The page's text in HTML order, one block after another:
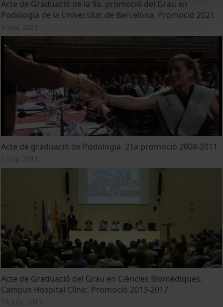
Acte de Graduació de la 9a. promoció del Grau en
Podologia de la Universitat de Barcelona. Promoció 2021
9 July, 2021
Acte de graduació de Podologia. 21a promoció 2008-2011
5 July, 2011
Acte de Graduació del Grau en Ciències Biomèdiques.
Campus Hospital Clínic. Promoció 2013-2017
19 July, 2017